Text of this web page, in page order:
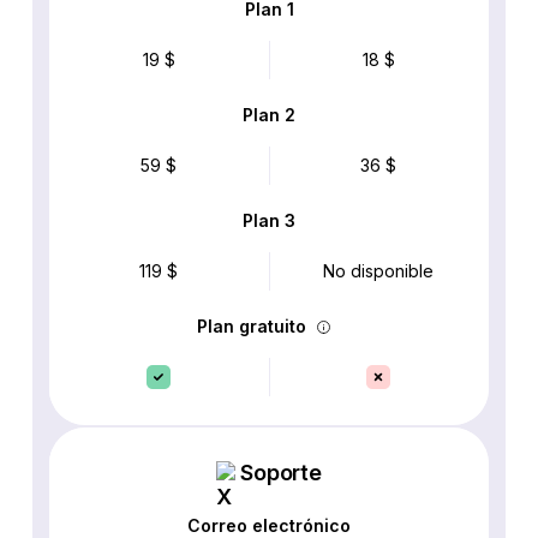
Plan 1
19 $ 18 $
Plan 2
59 $ 36 $
Plan 3
119 $ No disponible
Plan gratuito
Soporte
Correo electrónico